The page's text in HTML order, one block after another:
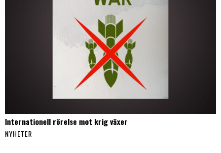
Internationell rörelse mot krig växer
NYHETER